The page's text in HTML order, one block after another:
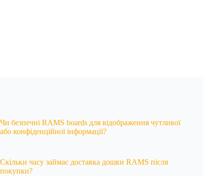
Чи безпечні RAMS boards для відображення чутливої
або конфіденційної інформації?
Скільки часу займає доставка дошки RAMS після
покупки?